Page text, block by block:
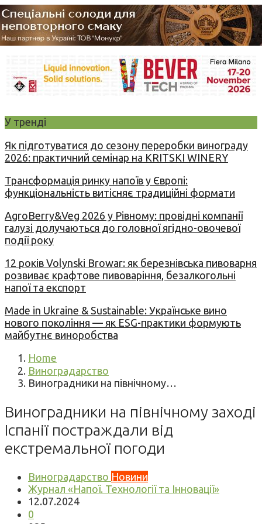
У тренді
Як підготуватися до сезону переробки винограду
2026: практичний семінар на KRITSKI WINERY
Трансформація ринку напоїв у Європі:
функціональність витісняє традиційні формати
AgroBerry&Veg 2026 у Рівному: провідні компанії
галузі долучаються до головної ягідно-овочевої
події року
12 років Volynski Browar: як березнівська пивоварня
розвиває крафтове пивоваріння, безалкогольні
напої та експорт
Made in Ukraine & Sustainable: Українське вино
нового покоління — як ESG-практики формують
майбутнє виноробства
Home
Виноградарство
Виноградники на північному…
Виноградники на північному заході
Іспанії постраждали від
екстремальної погоди
Виноградарство Новини
Журнал «Напої. Технології та Інновації»
12.07.2024
0